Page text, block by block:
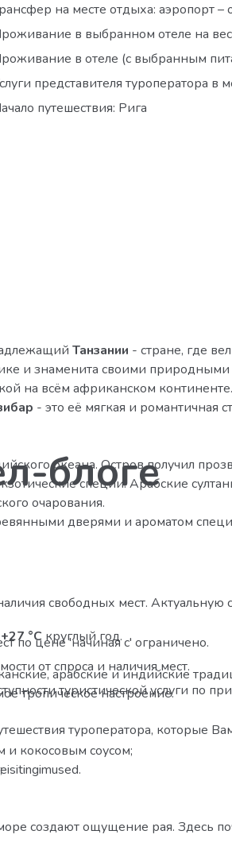
на месте отдыха: аэропорт –
в выбранном отеле на
в отеле (с выбранным
представителя туроператора в
путешествия: Рига
Танзании - стране, где
и знаменита своими
на всём африканском континенте.
- это её мягкая и романтичная
океана. Остров получил
специи. Арабские
очарования.
дверями и ароматом
+27 °C круглый год.
арабские и индийские
тропическое настроение.
кокосовым соусом;
создают ощущение рая. Здесь
блоге
свободных мест. Актуальную
по цене 'начиная с' ограничено.
от спроса и наличия мест.
туристической услуги по
туроператора, которые